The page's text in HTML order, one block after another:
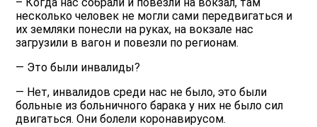
– Когда нас собрали и повезли на вокзал, там
несколько человек не могли сами передвигаться и
их земляки понесли на руках, на вокзале нас
загрузили в вагон и повезли по регионам.
— Это были инвалиды?
— Нет, инвалидов среди нас не было, это были
больные из больничного барака у них не было сил
двигаться. Они болели коронавирусом.